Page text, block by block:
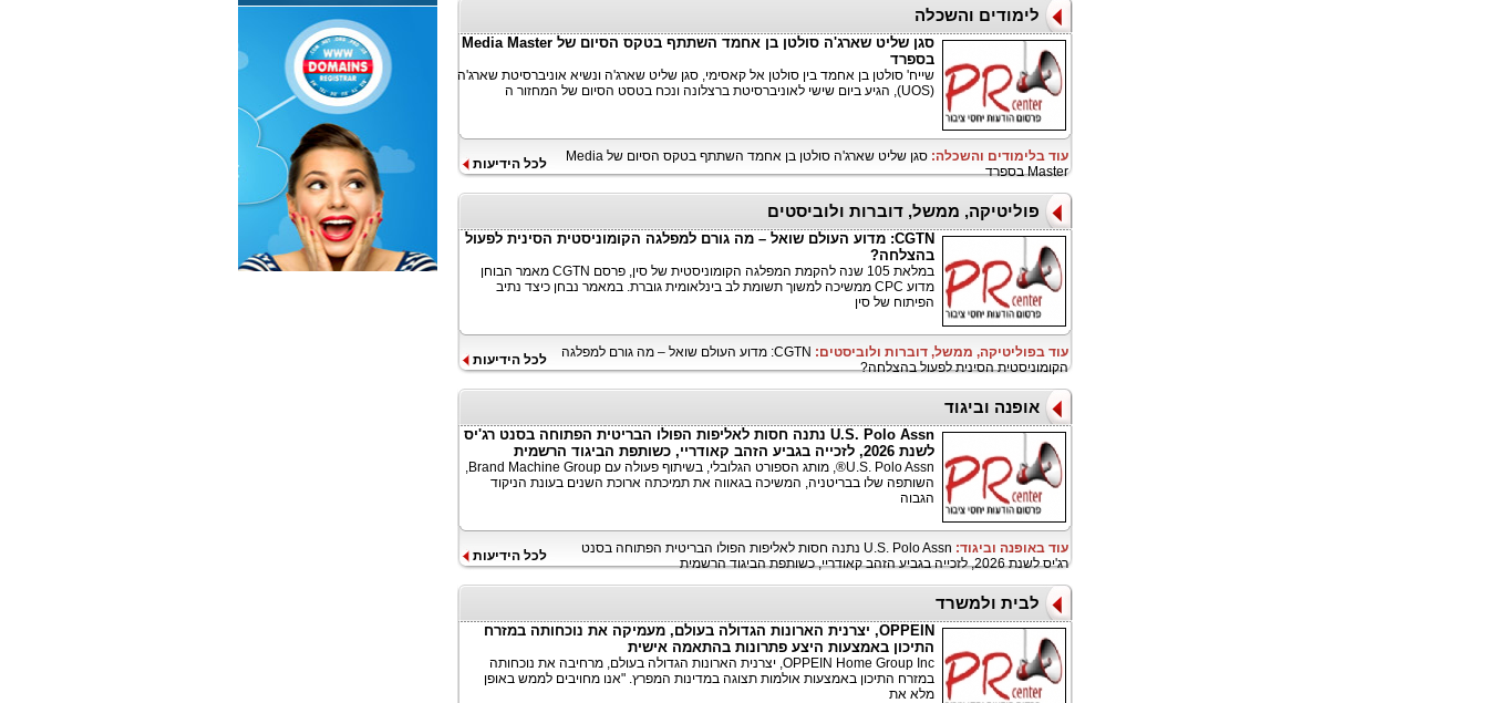
לימודים והשכלה
סגן שליט שארג'ה סולטן בן אחמד השתתף בטקס הסיום של Media Master
בספרד
שייח' סולטן בן אחמד בין סולטן אל קאסימי, סגן שליט שארג'ה ונשיא אוניברסיטת שארג'ה
(UOS), הגיע ביום שישי לאוניברסיטת ברצלונה ונכח בטסט הסיום של המחזור ה
עוד בלימודים והשכלה:
סגן שליט שארג'ה סולטן בן אחמד השתתף בטקס הסיום של Media
Master בספרד
לכל הידיעות
פוליטיקה, ממשל, דוברות ולוביסטים
CGTN: מדוע העולם שואל – מה גורם למפלגה הקומוניסטית הסינית לפעול
בהצלחה?
במלאת 105 שנה להקמת המפלגה הקומוניסטית של סין, פרסם CGTN מאמר הבוחן
מדוע CPC ממשיכה למשוך תשומת לב בינלאומית גוברת. במאמר נבחן כיצד נתיב
הפיתוח של סין
עוד בפוליטיקה, ממשל, דוברות ולוביסטים:
CGTN: מדוע העולם שואל – מה גורם למפלגה
הקומוניסטית הסינית לפעול בהצלחה?
לכל הידיעות
אופנה וביגוד
U.S. Polo Assn נתנה חסות לאליפות הפולו הבריטית הפתוחה בסנט רג'יס
לשנת 2026, לזכייה בגביע הזהב קאודריי, כשותפת הביגוד הרשמית
U.S. Polo Assn®, מותג הספורט הגלובלי, בשיתוף פעולה עם Brand Machine Group,
השותפה שלו בבריטניה, המשיכה בגאווה את תמיכתה ארוכת השנים בעונת הניקוד
הגבוה
עוד באופנה וביגוד:
U.S. Polo Assn נתנה חסות לאליפות הפולו הבריטית הפתוחה בסנט
רג'יס לשנת 2026, לזכייה בגביע הזהב קאודריי, כשותפת הביגוד הרשמית
לכל הידיעות
לבית ולמשרד
OPPEIN, יצרנית הארונות הגדולה בעולם, מעמיקה את נוכחותה במזרח
התיכון באמצעות היצע פתרונות בהתאמה אישית
OPPEIN Home Group Inc, יצרנית הארונות הגדולה בעולם, מרחיבה את נוכחותה
במזרח התיכון באמצעות אולמות תצוגה במדינות המפרץ. "אנו מחויבים לממש באופן
מלא את